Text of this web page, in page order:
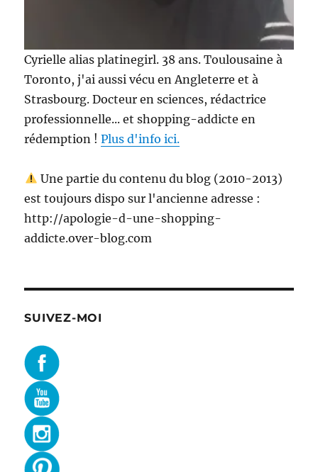
Cyrielle alias platinegirl. 38 ans. Toulousaine à
Toronto, j'ai aussi vécu en Angleterre et à
Strasbourg. Docteur en sciences, rédactrice
professionnelle... et shopping-addicte en
rédemption !Plus d'info ici.
Une partie du contenu du blog (2010-2013)
est toujours dispo sur l'ancienne adresse :
http://apologie-d-une-shopping-
addicte.over-blog.com
SUIVEZ-MOI